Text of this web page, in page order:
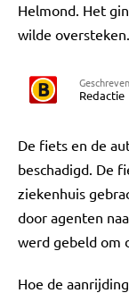
Helmond. Het
wilde oversteken.
Redactie
De fiets en de
beschadigd. De
ziekenhuis
door agenten
werd gebeld om
Hoe de